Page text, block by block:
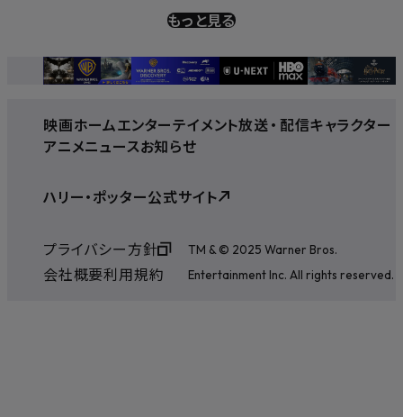
もっと見る
映画ホームエンターテイメント放送・ 配信キャラクター
アニメニュースお知らせ
ハリー・ポッター公式サイト
プライバシー方針
会社概要利用規約
TM & © 2025 Warner Bros.
Entertainment Inc. All rights reserved.